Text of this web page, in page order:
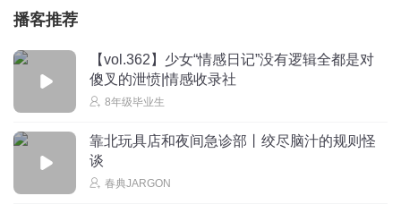
播客推荐
【vol.362】少女“情感日记”没有逻辑全都是对
傻叉的泄愤|情感收录社
8年级毕业生
靠北玩具店和夜间急诊部丨绞尽脑汁的规则怪
谈
春典JARGON